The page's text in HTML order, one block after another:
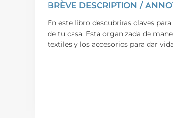
BRÈVE DESCRIPTION /
En este libro descubriras claves
de tu casa. Esta organizada de
textiles y los accesorios para dar